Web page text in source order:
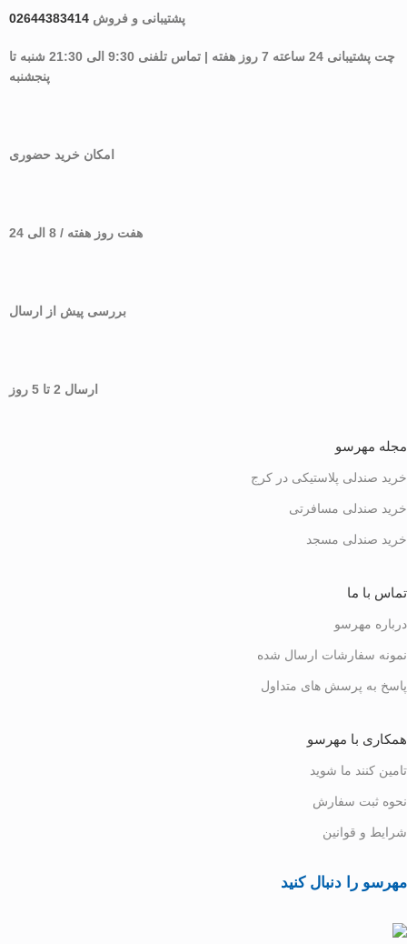
پشتیبانی و فروش 02644383414
چت پشتیبانی 24 ساعته 7 روز هفته | تماس تلفنی 9:30 الی 21:30 شنبه تا
پنجشنبه
امکان خرید حضوری
هفت روز هفته / 8 الی 24
بررسی پیش از ارسال
ارسال 2 تا 5 روز
مجله مهرسو
خرید صندلی پلاستیکی در کرج
خرید صندلی مسافرتی
خرید صندلی مسجد
تماس با ما
درباره مهرسو
نمونه سفارشات ارسال شده
پاسخ به پرسش های متداول
همکاری با مهرسو
تامین کنند ما شوید
نحوه ثبت سفارش
شرایط و قوانین
مهرسو را دنبال کنید